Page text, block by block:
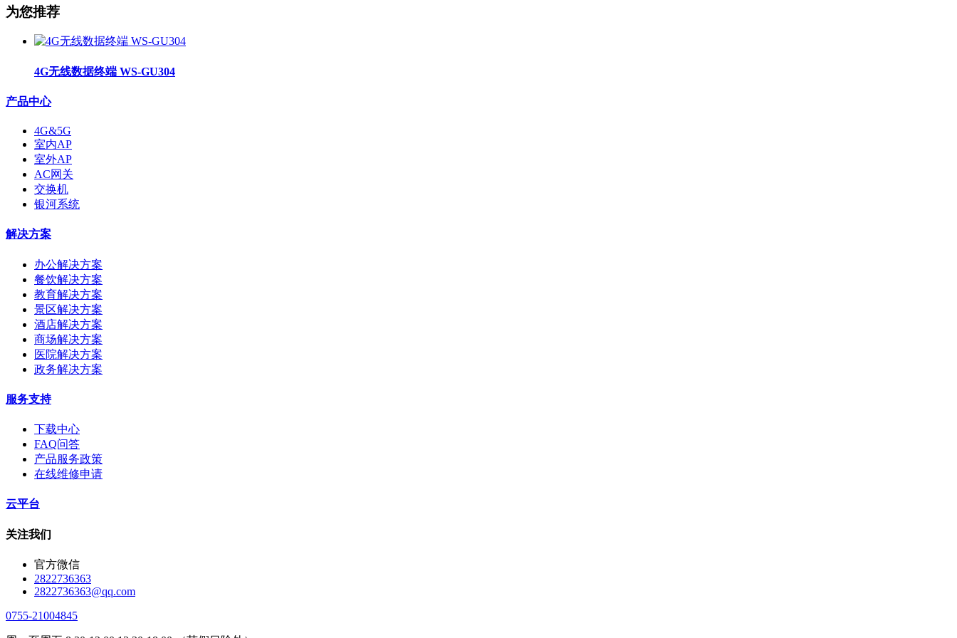
为您推荐
4G无线数据终端 WS-GU304
产品中心
4G&5G
室内AP
室外AP
AC网关
交换机
银河系统
解决方案
办公解决方案
餐饮解决方案
教育解决方案
景区解决方案
酒店解决方案
商场解决方案
医院解决方案
政务解决方案
服务支持
下载中心
FAQ问答
产品服务政策
在线维修申请
云平台
关注我们
官方微信
2822736363
2822736363@qq.com
0755-21004845